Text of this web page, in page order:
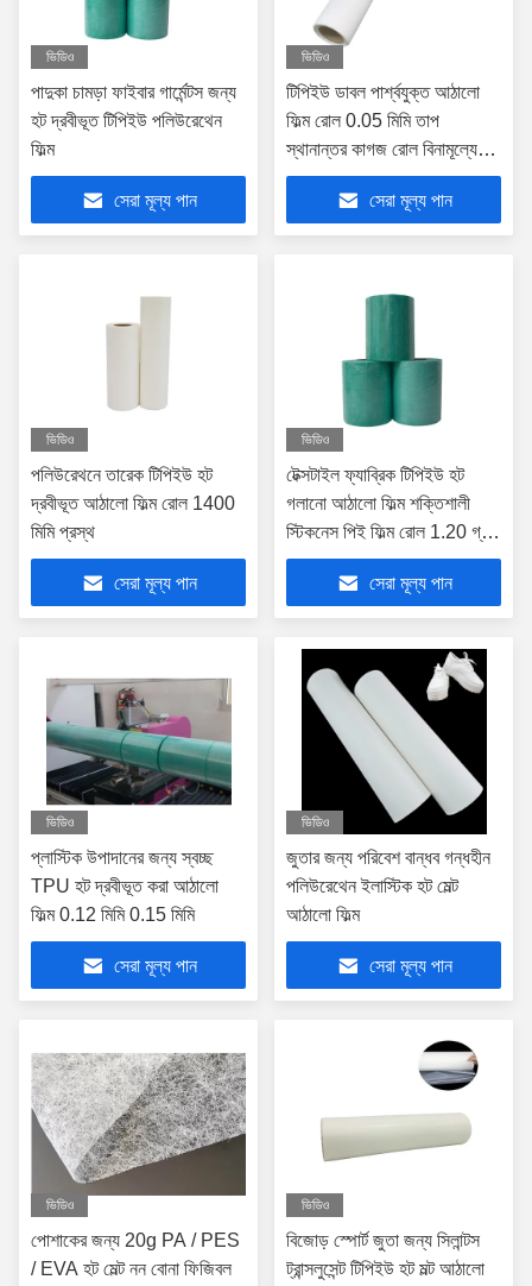
ভিডিও
পাদুকা চামড়া ফাইবার গার্মেন্টস জন্য
হট দ্রবীভূত টিপিইউ পলিউরেথেন
ফিল্ম
সেরা মূল্য পান
ভিডিও
টিপিইউ ডাবল পার্শ্বযুক্ত আঠালো
ফিল্ম রোল 0.05 মিমি তাপ
স্থানান্তর কাগজ রোল বিনামূল্যে
নমুনা
সেরা মূল্য পান
ভিডিও
পলিউরেথনে তারেক টিপিইউ হট
দ্রবীভূত আঠালো ফিল্ম রোল 1400
মিমি প্রস্থ
সেরা মূল্য পান
ভিডিও
টেক্সটাইল ফ্যাব্রিক টিপিইউ হট
গলানো আঠালো ফিল্ম শক্তিশালী
স্টিকনেস পিই ফিল্ম রোল 1.20 গ্রাম
/ সেমি 3
সেরা মূল্য পান
ভিডিও
প্লাস্টিক উপাদানের জন্য স্বচ্ছ
TPU হট দ্রবীভূত করা আঠালো
ফিল্ম 0.12 মিমি 0.15 মিমি
সেরা মূল্য পান
ভিডিও
জুতার জন্য পরিবেশ বান্ধব গন্ধহীন
পলিউরেথেন ইলাস্টিক হট মেল্ট
আঠালো ফিল্ম
সেরা মূল্য পান
ভিডিও
পোশাকের জন্য 20g PA / PES
/ EVA হট মেল্ট নন বোনা ফিজিবল
ভিডিও
বিজোড় স্পোর্ট জুতা জন্য সিলান্টস
ট্রান্সলুসেন্ট টিপিইউ হট মল্ট আঠালো